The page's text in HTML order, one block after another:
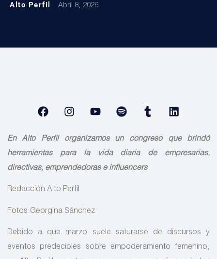
Alto Perfil Abril 8, 2026
En Alto Perfil organizamos un congreso que brindó
herramientas para la vida diaria de empresarias,
directivas, emprendedoras e influencers
Redacción Alto Perfil
Fotos:Georgina Sánchez
Debido a que marzo suele saturarse de discursos y
eventos predecibles sobre empoderamiento femenino,